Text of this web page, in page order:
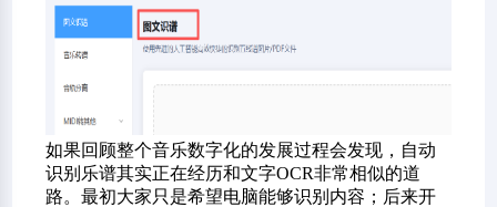
如果回顾整个音乐数字化的发展过程会发现，自动
识别乐谱其实正在经历和文字OCR非常相似的道
路。最初大家只是希望电脑能够识别内容；后来开